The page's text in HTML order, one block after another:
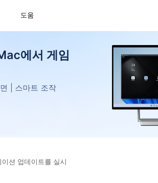
도움
에서 게임
| 스마트 조작
션 업데이트를 실시